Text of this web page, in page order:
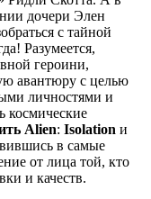
дочери Элен
с тайной
Разумеется,
героини,
авантюру с целью
личностями и
космические
Alien: Isolation и
в самые
от лица той, кто
и качеств.